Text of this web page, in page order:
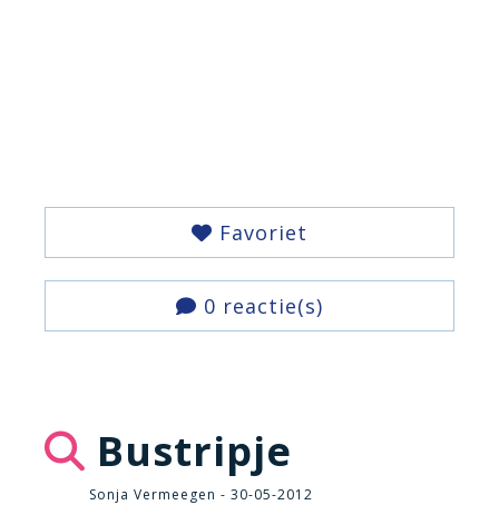
Favoriet
0 reactie(s)
Bustripje
Sonja Vermeegen - 30-05-2012